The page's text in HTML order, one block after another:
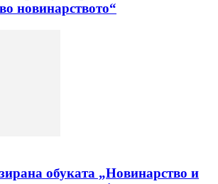
новинарството“
обуката „Новинарство и